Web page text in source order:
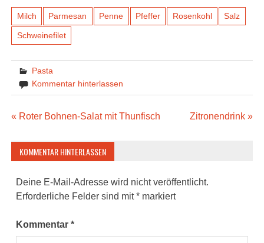
Milch Parmesan Penne Pfeffer Rosenkohl Salz
Schweinefilet
Pasta
Kommentar hinterlassen
Beitragsnavigation
« Roter Bohnen-Salat mit Thunfisch Zitronendrink »
KOMMENTAR HINTERLASSEN
Deine E-Mail-Adresse wird nicht veröffentlicht.
Erforderliche Felder sind mit* markiert
Kommentar*